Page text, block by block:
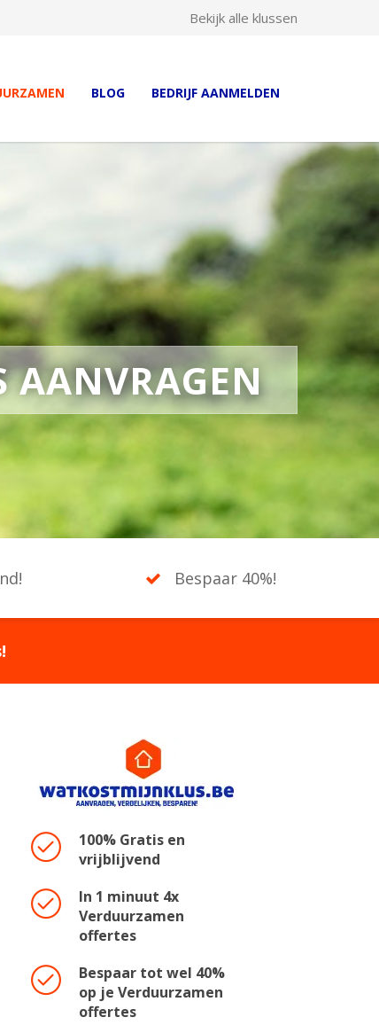
Bekijk alle klussen
BLOG BEDRIJF AANMELDEN
AANVRAGEN
Bespaar 40%!
100% Gratis en
vrijblijvend
In 1 minuut 4x
Verduurzamen
offertes
Bespaar tot wel 40%
op je Verduurzamen
offertes